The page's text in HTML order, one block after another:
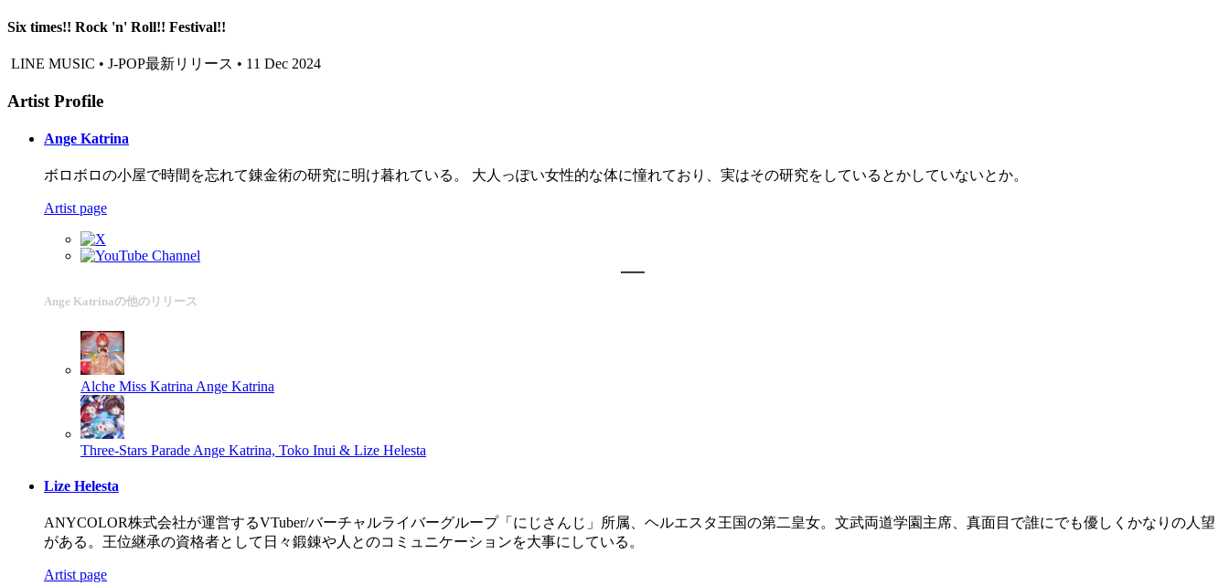
Six times!! Rock 'n' Roll!! Festival!!
LINE MUSIC • J-POP最新リリース • 11 Dec 2024
Artist Profile
Ange Katrina
ボロボロの小屋で時間を忘れて錬金術の研究に明け暮れている。 大人っぽい女性的な体に憧れており、実はその研究をしているとかしていないとか。
Artist page
Ange Katrinaの他のリリース
Alche Miss Katrina Ange Katrina
Three-Stars Parade Ange Katrina, Toko Inui & Lize Helesta
Lize Helesta
ANYCOLOR株式会社が運営するVTuber/バーチャルライバーグループ「にじさんじ」所属、ヘルエスタ王国の第二皇女。文武両道学園主席、真面目で誰にでも優しくかなりの人望
がある。王位継承の資格者として日々鍛錬や人とのコミュニケーションを大事にしている。
Artist page